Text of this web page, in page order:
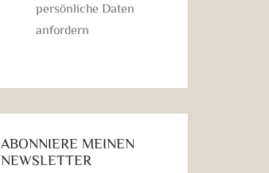
persönliche Daten
anfordern
ABONNIERE MEINEN
NEWSLETTER